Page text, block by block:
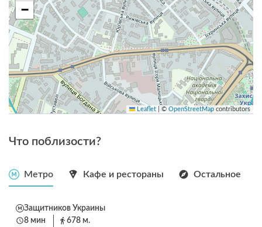
−
Leaflet © OpenStreetMap contributors
Что поблизости?
Метро Кафе и рестораны Остальное
Защитников Украины
8 мин
678 м.